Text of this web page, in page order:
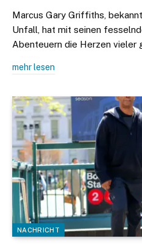
Marcus Gary Griffiths,
Unfall, hat mit seinen
Abenteuern die Herzen vieler
mehr lesen
NACHRICHT